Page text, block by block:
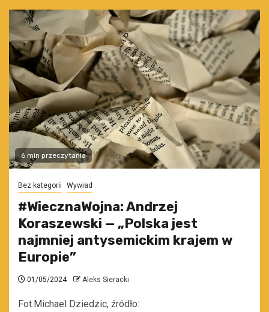
6 min przeczytania
Bez kategorii Wywiad
#WiecznaWojna: Andrzej
Koraszewski — „Polska jest
najmniej antysemickim krajem w
Europie”
01/05/2024 Aleks Sieracki
Fot.Michael Dziedzic, źródło: